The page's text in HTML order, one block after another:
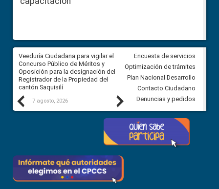
Previous
Veeduría Ciudadana para vigilar el
Concurso Público de Méritos y
Oposición para la designación del
Registrador de la Propiedad del
cantón Saquisilí
7 agosto, 2026
Veeduría Ciudadana para
construcción del asfaltado de
Ballenita del cantón Santa
7 agosto, 2026
Next
Encuesta de servicios
Optimización de trámites
Plan Nacional Desarrollo
Contacto Ciudadano
Denuncias y pedidos